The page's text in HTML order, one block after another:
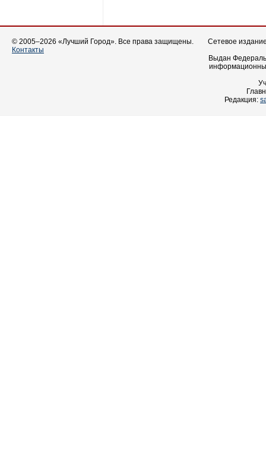
© 2005–2026 «Лучший Город». Все права защищены.
Контакты
Сетевое
Выдан
Редакция: